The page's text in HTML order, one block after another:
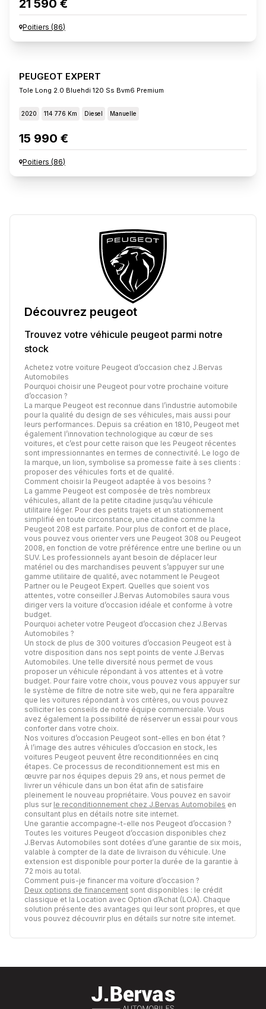
21 590 €
Poitiers (86)
PEUGEOT EXPERT
Tole Long 2.0 Bluehdi 120 Ss Bvm6 Premium
2020 114 776 Km Diesel Manuelle
15 990 €
Poitiers (86)
Découvrez peugeot
Trouvez votre véhicule peugeot parmi notre
stock
Achetez votre voiture Peugeot d’occasion chez J.Bervas
Automobiles
Pourquoi choisir une Peugeot pour votre prochaine voiture
d’occasion ?
La marque Peugeot est reconnue dans l’industrie automobile
pour la qualité du design de ses véhicules, mais aussi pour
leurs performances. Depuis sa création en 1810, Peugeot met
également l’innovation technologique au cœur de ses
voitures, et c’est pour cette raison que les Peugeot récentes
sont impressionnantes en termes de connectivité. Le logo de
la marque, un lion, symbolise sa promesse faite à ses clients :
proposer des véhicules forts et de qualité.
Comment choisir la Peugeot adaptée à vos besoins ?
La gamme Peugeot est composée de très nombreux
véhicules, allant de la petite citadine jusqu’au véhicule
utilitaire léger. Pour des petits trajets et un stationnement
simplifié en toute circonstance, une citadine comme la
Peugeot 208 est parfaite. Pour plus de confort et de place,
vous pouvez vous orienter vers une Peugeot 308 ou Peugeot
2008, en fonction de votre préférence entre une berline ou un
SUV. Les professionnels ayant besoin de déplacer leur
matériel ou des marchandises peuvent s’appuyer sur une
gamme utilitaire de qualité, avec notamment le Peugeot
Partner ou le Peugeot Expert. Quelles que soient vos
attentes, votre conseiller J.Bervas Automobiles saura vous
diriger vers la voiture d’occasion idéale et conforme à votre
budget.
Pourquoi acheter votre Peugeot d’occasion chez J.Bervas
Automobiles ?
Un stock de plus de 300 voitures d’occasion Peugeot est à
votre disposition dans nos sept points de vente J.Bervas
Automobiles. Une telle diversité nous permet de vous
proposer un véhicule répondant à vos attentes et à votre
budget. Pour faire votre choix, vous pouvez vous appuyer sur
le système de filtre de notre site web, qui ne fera apparaître
que les voitures répondant à vos critères, ou vous pouvez
solliciter les conseils de notre équipe commerciale. Vous
avez également la possibilité de réserver un essai pour vous
conforter dans votre choix.
Nos voitures d’occasion Peugeot sont-elles en bon état ?
À l’image des autres véhicules d’occasion en stock, les
voitures Peugeot peuvent être reconditionnées en cinq
étapes. Ce processus de reconditionnement est mis en
œuvre par nos équipes depuis 29 ans, et nous permet de
livrer un véhicule dans un bon état afin de satisfaire
pleinement le nouveau propriétaire. Vous pouvez en savoir
plus sur le reconditionnement chez J.Bervas Automobiles en
consultant plus en détails notre site internet.
Une garantie accompagne-t-elle nos Peugeot d’occasion ?
Toutes les voitures Peugeot d’occasion disponibles chez
J.Bervas Automobiles sont dotées d’une garantie de six mois,
valable à compter de la date de livraison du véhicule. Une
extension est disponible pour porter la durée de la garantie à
72 mois au total.
Comment puis-je financer ma voiture d’occasion ?
Deux options de financement sont disponibles : le crédit
classique et la Location avec Option d’Achat (LOA). Chaque
solution présente des avantages qui leur sont propres, et que
vous pouvez découvrir plus en détails sur notre site internet.